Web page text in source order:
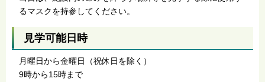
るマスクを持参してください。
見学可能日時
月曜日から金曜日（祝休日を除く）
9時から15時まで